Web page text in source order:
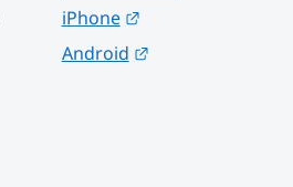
iPhone
Länk till annan
Android
Länk till annan